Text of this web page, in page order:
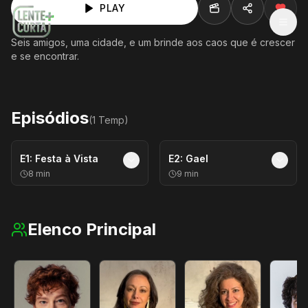
PLAY
Seis amigos, uma cidade, e um brinde aos caos que é crescer
e se encontrar.
Episódios(1 Temp)
E1: Festa à Vista
8 min
E2: Gael
9 min
Elenco Principal